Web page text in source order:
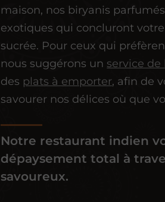
maison, nos biryanis
exotiques qui concluront
sucrée. Pour ceux qui
nous suggérons un service de
des plats à emporter, afin de
savourer nos délices où que
Notre restaurant indien
dépaysement total à
savoureux.